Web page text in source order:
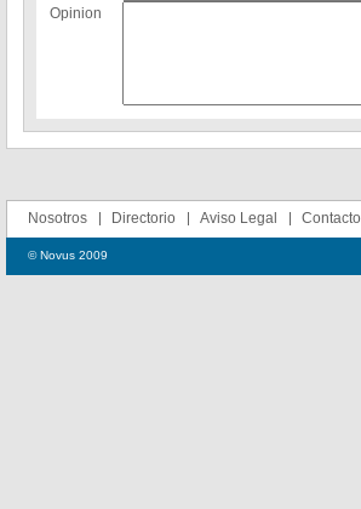
Opinion
Nosotros Directorio Aviso Legal Contacto
© Novus 2009